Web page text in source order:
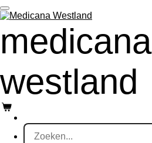
Ga
direct
de
hoofdinhoud
medicana
westland